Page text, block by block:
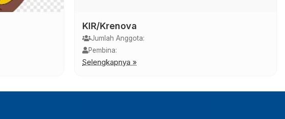
KIR/Krenova
Jumlah Anggota:
Pembina:
Selengkapnya »